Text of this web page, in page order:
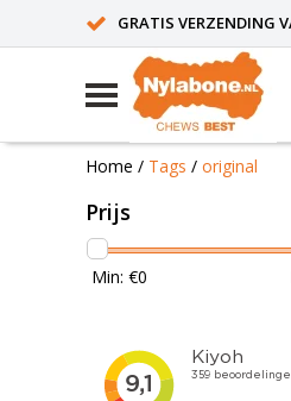
GRATIS VERZENDING
Home / Tags / original
Prijs
Min: €0